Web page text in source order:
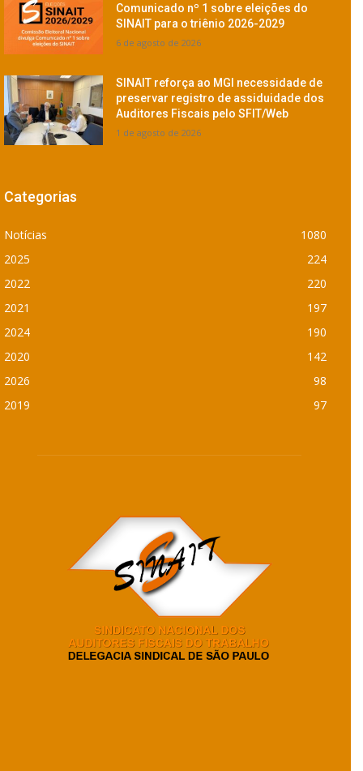
Comunicado nº 1 sobre eleições do
SINAIT para o triênio 2026-2029
6 de agosto de 2026
SINAIT reforça ao MGI necessidade de
preservar registro de assiduidade dos
Auditores Fiscais pelo SFIT/Web
1 de agosto de 2026
Categorias
Notícias
1080
2025
224
2022
220
2021
197
2024
190
2020
142
2026
98
2019
97